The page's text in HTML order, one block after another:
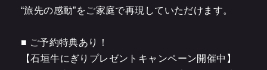
“旅先の感動”をご家庭で再現していただけます。
■ ご予約特典あり！
【石垣牛にぎりプレゼントキャンペーン開催中】